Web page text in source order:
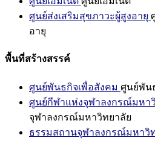
ศูนย์ส่งเสริมสุขภาวะผู้สูงอายุ
อายุ
พื้นที่สร้างสรรค์
ศูนย์พันธกิจเพื่อสังคม ศูนย์พัน
ศูนย์กีฬาแห่งจุฬาลงกรณ์มหา
จุฬาลงกรณ์มหาวิทยาลัย
ธรรมสถานจุฬาลงกรณ์มหาวิ